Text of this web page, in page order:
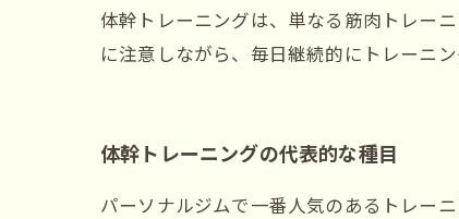
体幹トレーニングは、単なる筋肉トレー
に注意しながら、毎日継続的にトレーニ
体幹トレーニングの代表的な種目
パーソナルジムで一番人気のあるトレー